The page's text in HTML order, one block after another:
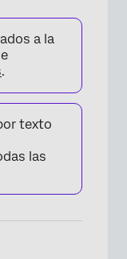
a la
.
texto
las